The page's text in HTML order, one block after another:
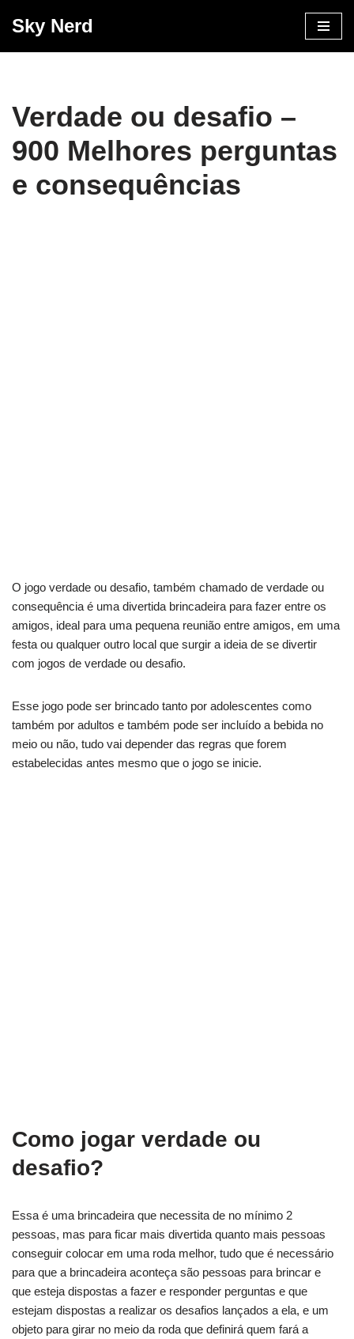
Sky Nerd
Verdade ou desafio –
900 Melhores perguntas
e consequências
O jogo verdade ou desafio, também chamado de verdade ou
consequência é uma divertida brincadeira para fazer entre os
amigos, ideal para uma pequena reunião entre amigos, em uma
festa ou qualquer outro local que surgir a ideia de se divertir
com jogos de verdade ou desafio.
Esse jogo pode ser brincado tanto por adolescentes como
também por adultos e também pode ser incluído a bebida no
meio ou não, tudo vai depender das regras que forem
estabelecidas antes mesmo que o jogo se inicie.
Como jogar verdade ou
desafio?
Essa é uma brincadeira que necessita de no mínimo 2
pessoas, mas para ficar mais divertida quanto mais pessoas
conseguir colocar em uma roda melhor, tudo que é necessário
para que a brincadeira aconteça são pessoas para brincar e
que esteja dispostas a fazer e responder perguntas e que
estejam dispostas a realizar os desafios lançados a ela, e um
objeto para girar no meio da roda que definirá quem fará a